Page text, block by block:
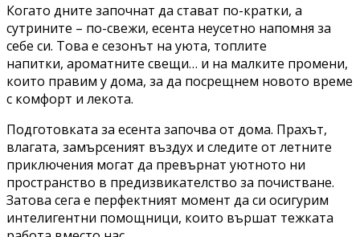
Когато дните започнат да стават по-кратки, а
сутрините – по-свежи, есента неусетно напомня за
себе си. Това е сезонът на уюта, топлите
напитки, ароматните свещи… и на малките промени,
които правим у дома, за да посрещнем новото време
с комфорт и лекота.
Подготовката за есента започва от дома. Прахът,
влагата, замърсеният въздух и следите от летните
приключения могат да превърнат уютното ни
пространство в предизвикателство за почистване.
Затова сега е перфектният момент да си осигурим
интелигентни помощници, които вършат тежката